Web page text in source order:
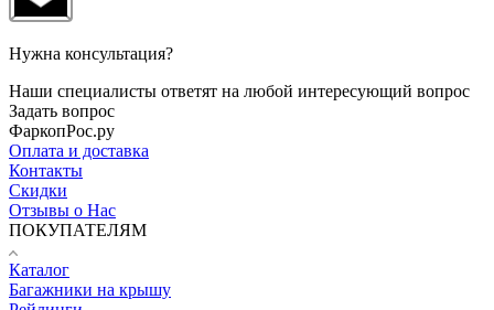
Нужна консультация?
Наши специалисты ответят на любой интересующий вопрос
Задать вопрос
ФаркопРос.ру
Оплата и доставка
Контакты
Скидки
Отзывы о Нас
ПОКУПАТЕЛЯМ
Каталог
Багажники на крышу